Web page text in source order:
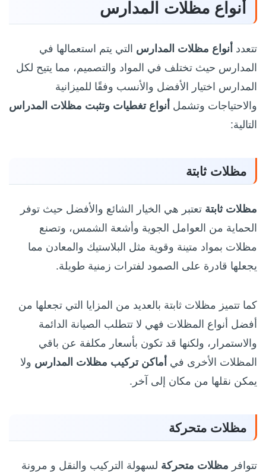
أنواع مظلات المدارس
تتعدد أنواع مظلات المدارس التي يتم استعمالها في
المدارس حيث تختلف في المواد والتصميم، مما يتيح لكل
المدارس اختيار الأفضل والأنسب وفقًا للميزانية
والاحتياجات وتشمل أنواع تغطيات وتثبت مظلات المدراس
التالية:
مظلات ثابتة
مظلات ثابتة تعتبر هي الخيار الشائع والأفضل حيث توفر
الحماية من العوامل الجوية وأشعة الشمس، وتصنع
مظلات بمواد متينة وقوية مثل البلاستيك والمعادن مما
يجعلها قادرة على الصمود لفترات زمنية طويلة.
كما تتميز مظلات ثابتة بالعديد من المزايا التي تجعلها من
أفضل أنواع المظلات فهي لا تتطلب الصيانة الدائمة
والاستمرار، ولكنها قد تكون بأسعار مكلفة عن باقي
المظلات الأخرى في أماكن تركيب مظلات المدارس ولا
يمكن نقلها من مكان إلى آخر.
مظلات متحركة
تتوافر مظلات متحركة لسهولة التركيب والنقل و مرونة